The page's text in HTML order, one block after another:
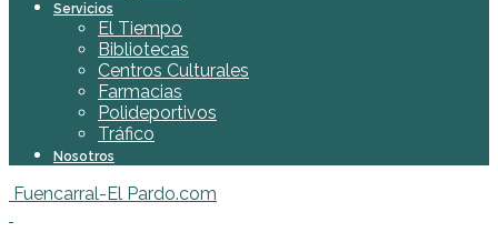
Servicios
El Tiempo
Bibliotecas
Centros Culturales
Farmacias
Polideportivos
Tráfico
Nosotros
Fuencarral-El Pardo.com